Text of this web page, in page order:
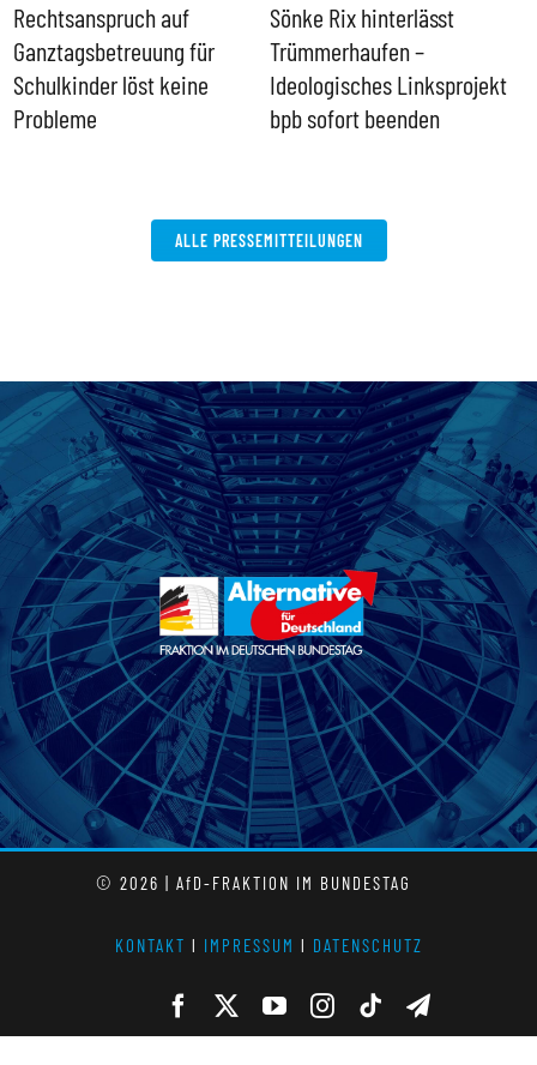
Rechtsanspruch auf
Ganztagsbetreuung für
Schulkinder löst keine
Probleme
Sönke Rix hinterlässt
Trümmerhaufen –
Ideologisches Linksprojekt
bpb sofort beenden
ALLE PRESSEMITTEILUNGEN
© 2026 | AfD-FRAKTION IM BUNDESTAG
KONTAKT l IMPRESSUM l DATENSCHUTZ